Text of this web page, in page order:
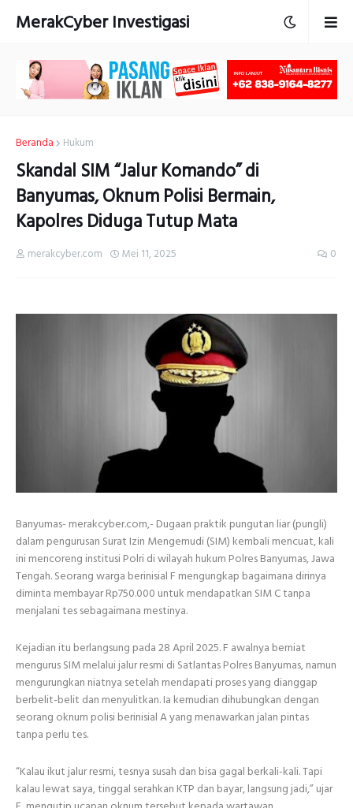
MerakCyber Investigasi
Beranda Hukum
Skandal SIM “Jalur Komando” di
Banyumas, Oknum Polisi Bermain,
Kapolres Diduga Tutup Mata
merakcyber.com Mei 11, 2025 0
Banyumas- merakcyber.com,- Dugaan praktik pungutan liar (pungli)
dalam pengurusan Surat Izin Mengemudi (SIM) kembali mencuat, kali
ini mencoreng institusi Polri di wilayah hukum Polres Banyumas, Jawa
Tengah. Seorang warga berinisial F mengungkap bagaimana dirinya
diminta membayar Rp750.000 untuk mendapatkan SIM C tanpa
menjalani tes sebagaimana mestinya.
Kejadian itu berlangsung pada 28 April 2025. F awalnya berniat
mengurus SIM melalui jalur resmi di Satlantas Polres Banyumas, namun
mengurungkan niatnya setelah mendapati proses yang dianggap
berbelit-belit dan menyulitkan. Ia kemudian dihubungkan dengan
seorang oknum polisi berinisial A yang menawarkan jalan pintas
tanpa perlu tes.
“Kalau ikut jalur resmi, tesnya susah dan bisa gagal berkali-kali. Tapi
kalau lewat saya, tinggal serahkan KTP dan bayar, langsung jadi,” ujar